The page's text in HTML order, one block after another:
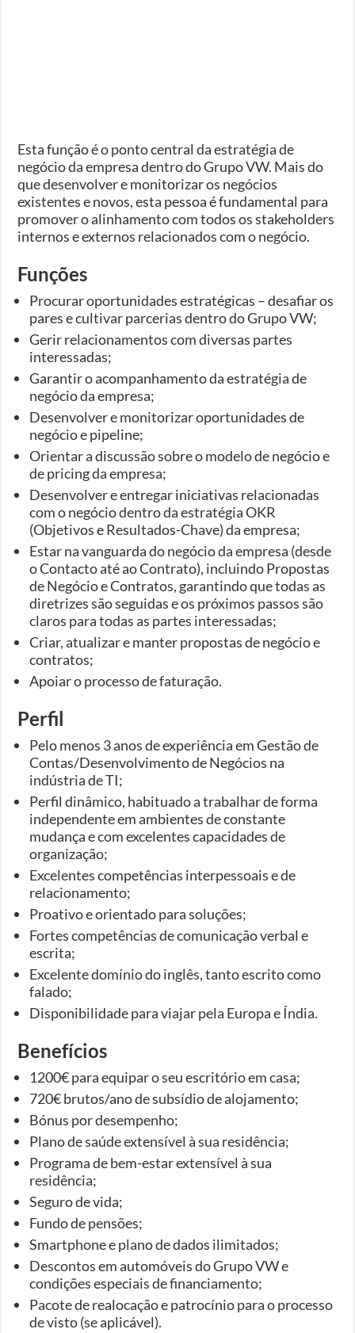
Esta função é o ponto central da estratégia de
negócio da empresa dentro do Grupo VW. Mais do
que desenvolver e monitorizar os negócios
existentes e novos, esta pessoa é fundamental para
promover o alinhamento com todos os stakeholders
internos e externos relacionados com o negócio.
Funções
Procurar oportunidades estratégicas – desafiar os
pares e cultivar parcerias dentro do Grupo VW;
Gerir relacionamentos com diversas partes
interessadas;
Garantir o acompanhamento da estratégia de
negócio da empresa;
Desenvolver e monitorizar oportunidades de
negócio e pipeline;
Orientar a discussão sobre o modelo de negócio e
de pricing da empresa;
Desenvolver e entregar iniciativas relacionadas
com o negócio dentro da estratégia OKR
(Objetivos e Resultados-Chave) da empresa;
Estar na vanguarda do negócio da empresa (desde
o Contacto até ao Contrato), incluindo Propostas
de Negócio e Contratos, garantindo que todas as
diretrizes são seguidas e os próximos passos são
claros para todas as partes interessadas;
Criar, atualizar e manter propostas de negócio e
contratos;
Apoiar o processo de faturação.
Perfil
Pelo menos 3 anos de experiência em Gestão de
Contas/Desenvolvimento de Negócios na
indústria de TI;
Perfil dinâmico, habituado a trabalhar de forma
independente em ambientes de constante
mudança e com excelentes capacidades de
organização;
Excelentes competências interpessoais e de
relacionamento;
Proativo e orientado para soluções;
Fortes competências de comunicação verbal e
escrita;
Excelente domínio do inglês, tanto escrito como
falado;
Disponibilidade para viajar pela Europa e Índia.
Benefícios
1200€ para equipar o seu escritório em casa;
720€ brutos/ano de subsídio de alojamento;
Bónus por desempenho;
Plano de saúde extensível à sua residência;
Programa de bem-estar extensível à sua
residência;
Seguro de vida;
Fundo de pensões;
Smartphone e plano de dados ilimitados;
Descontos em automóveis do Grupo VW e
condições especiais de financiamento;
Pacote de realocação e patrocínio para o processo
de visto (se aplicável).